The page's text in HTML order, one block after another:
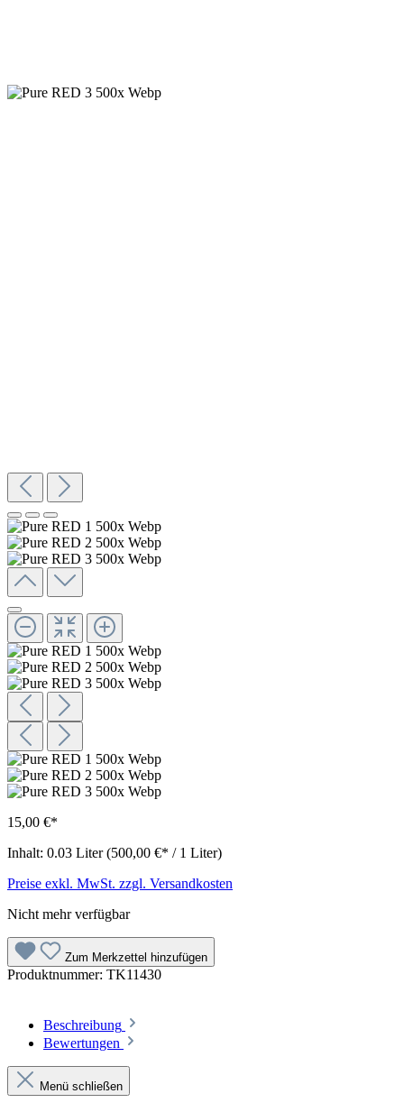
15,00 €*
Inhalt: 0.03 Liter(500,00 €* / 1 Liter)
Preise exkl. MwSt. zzgl. Versandkosten
Nicht mehr verfügbar
Zum Merkzettel hinzufügen
Produktnummer: TK11430
Beschreibung
Bewertungen
Menü schließen